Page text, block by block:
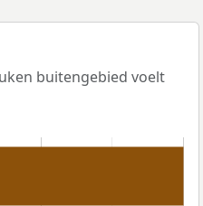
buitengebied voelt